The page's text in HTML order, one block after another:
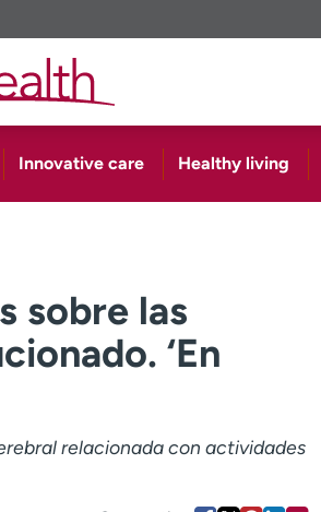
Innovative care Healthy living
sobre las
‘En
relacionada con actividades